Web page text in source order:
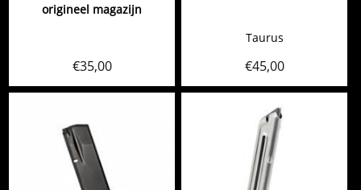
origineel magazijn
€35,00
Taurus
€45,00